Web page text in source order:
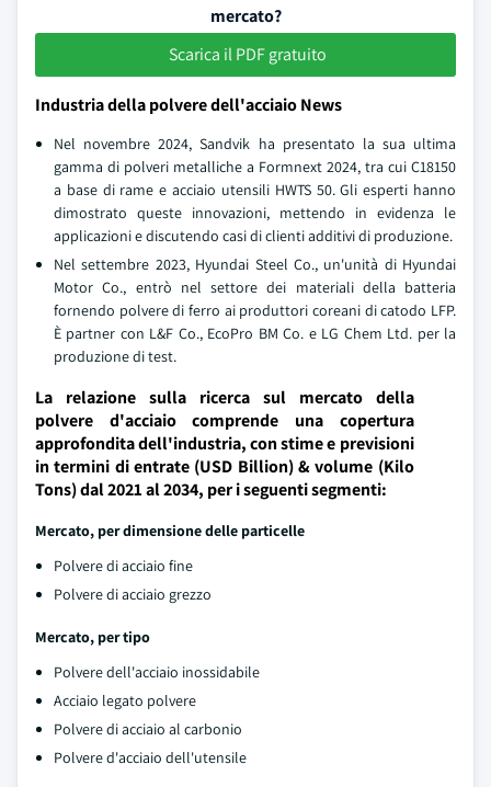
mercato?
Scarica il PDF gratuito
Industria della polvere dell'acciaio News
Nel novembre 2024, Sandvik ha presentato la sua ultima
gamma di polveri metalliche a Formnext 2024, tra cui C18150
a base di rame e acciaio utensili HWTS 50. Gli esperti hanno
dimostrato queste innovazioni, mettendo in evidenza le
applicazioni e discutendo casi di clienti additivi di produzione.
Nel settembre 2023, Hyundai Steel Co., un'unità di Hyundai
Motor Co., entrò nel settore dei materiali della batteria
fornendo polvere di ferro ai produttori coreani di catodo LFP.
È partner con L&F Co., EcoPro BM Co. e LG Chem Ltd. per la
produzione di test.
La relazione sulla ricerca sul mercato della
polvere d'acciaio comprende una copertura
approfondita dell'industria, con stime e previsioni
in termini di entrate (USD Billion) & volume (Kilo
Tons) dal 2021 al 2034, per i seguenti segmenti:
Mercato, per dimensione delle particelle
Polvere di acciaio fine
Polvere di acciaio grezzo
Mercato, per tipo
Polvere dell'acciaio inossidabile
Acciaio legato polvere
Polvere di acciaio al carbonio
Polvere d'acciaio dell'utensile